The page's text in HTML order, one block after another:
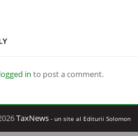
logged in to post a comment.
TaxNews - un site al Editurii Solomon